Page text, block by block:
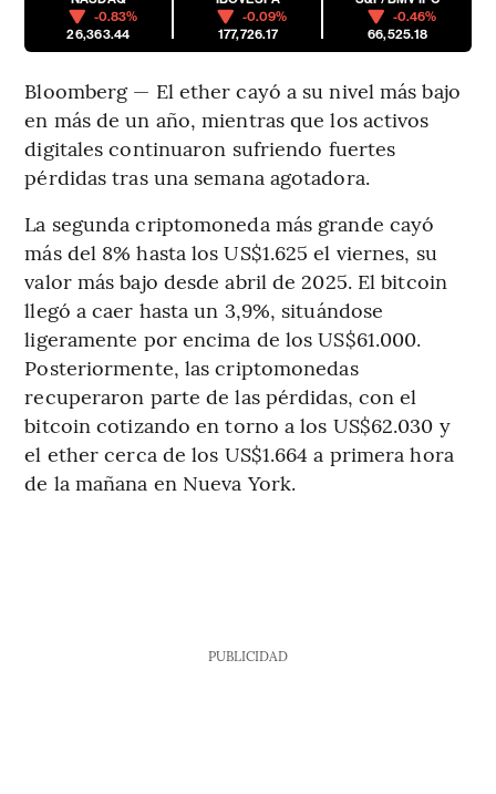
-0.83%
26,363.44
-0.09%
177,726.17
-0.46%
66,525.18
Bloomberg — El ether cayó a su nivel más bajo
en más de un año, mientras que los activos
digitales continuaron sufriendo fuertes
pérdidas tras una semana agotadora.
La segunda criptomoneda más grande cayó
más del 8% hasta los US$1.625 el viernes, su
valor más bajo desde abril de 2025. El bitcoin
llegó a caer hasta un 3,9%, situándose
ligeramente por encima de los US$61.000.
Posteriormente, las criptomonedas
recuperaron parte de las pérdidas, con el
bitcoin cotizando en torno a los US$62.030 y
el ether cerca de los US$1.664 a primera hora
de la mañana en Nueva York.
PUBLICIDAD